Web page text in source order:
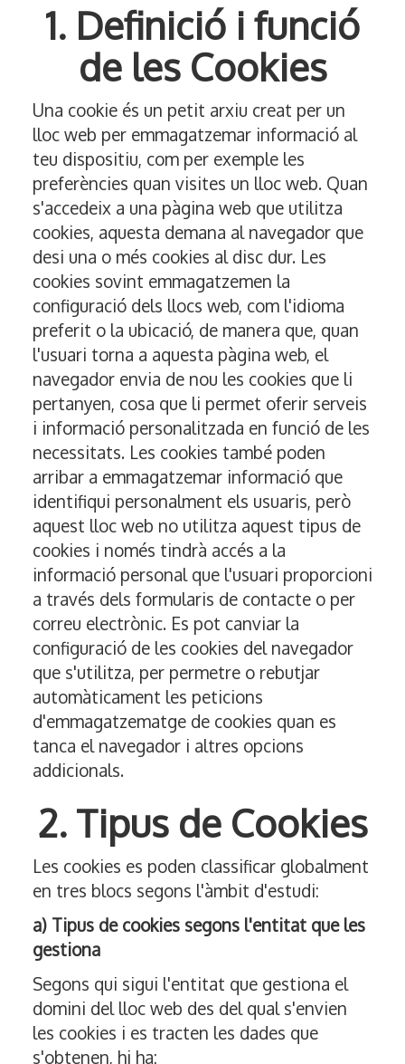
1. Definició i funció
de les Cookies
Una cookie és un petit arxiu creat per un
lloc web per emmagatzemar informació al
teu dispositiu, com per exemple les
preferències quan visites un lloc web. Quan
s'accedeix a una pàgina web que utilitza
cookies, aquesta demana al navegador que
desi una o més cookies al disc dur. Les
cookies sovint emmagatzemen la
configuració dels llocs web, com l'idioma
preferit o la ubicació, de manera que, quan
l'usuari torna a aquesta pàgina web, el
navegador envia de nou les cookies que li
pertanyen, cosa que li permet oferir serveis
i informació personalitzada en funció de les
necessitats. Les cookies també poden
arribar a emmagatzemar informació que
identifiqui personalment els usuaris, però
aquest lloc web no utilitza aquest tipus de
cookies i només tindrà accés a la
informació personal que l'usuari proporcioni
a través dels formularis de contacte o per
correu electrònic. Es pot canviar la
configuració de les cookies del navegador
que s'utilitza, per permetre o rebutjar
automàticament les peticions
d'emmagatzematge de cookies quan es
tanca el navegador i altres opcions
addicionals.
2. Tipus de Cookies
Les cookies es poden classificar globalment
en tres blocs segons l'àmbit d'estudi:
a) Tipus de cookies segons l'entitat que les
gestiona
Segons qui sigui l'entitat que gestiona el
domini del lloc web des del qual s'envien
les cookies i es tracten les dades que
s'obtenen, hi ha: